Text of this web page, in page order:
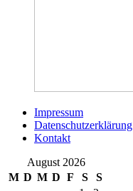
Impressum
Datenschutzerklärung
Kontakt
August 2026
M D M D F S
S